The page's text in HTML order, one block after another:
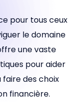
pour tous ceux
le domaine
une vaste
pour aider
des choix
financière.